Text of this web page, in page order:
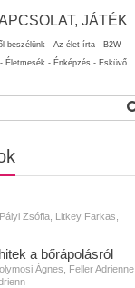
JÁTÉK
beszélünk - Az élet írta - B2W -
Életmesék - Énképzés - Esküvő
Zsófia, Litkey Farkas,
a bőrápolásról
Ágnes, Feller Adrienne,